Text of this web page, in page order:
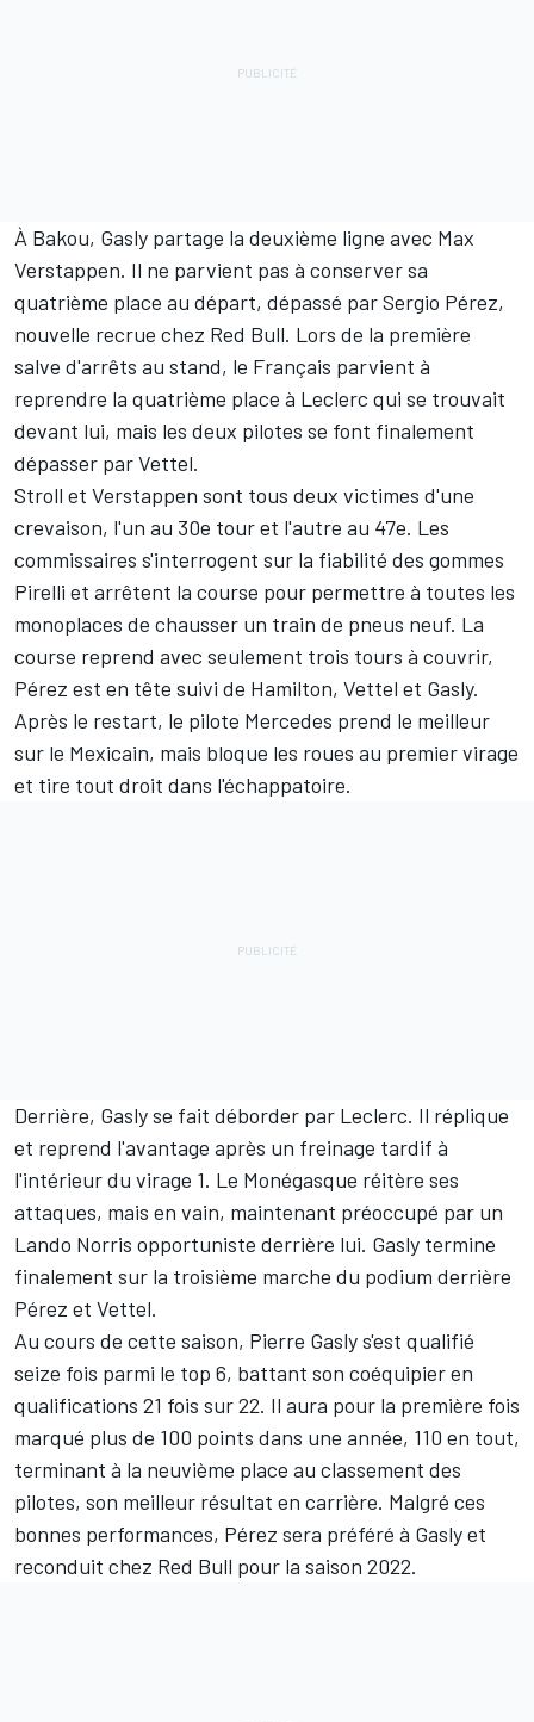
À Bakou, Gasly partage la deuxième ligne avec Max
Verstappen. Il ne parvient pas à conserver sa
quatrième place au départ, dépassé parSergio Pérez,
nouvelle recrue chez Red Bull. Lors de la première
salve d'arrêts au stand, le Français parvient à
reprendre la quatrième place à Leclerc qui se trouvait
devant lui, mais les deux pilotes se font finalement
dépasser par Vettel.
Stroll et Verstappen sont tous deux victimes d'une
crevaison, l'un au 30e tour et l'autre au 47e. Les
commissaires s'interrogent sur la fiabilité des gommes
Pirelli et arrêtent la course pour permettre à toutes les
monoplaces de chausser un train de pneus neuf. La
course reprend avec seulement trois tours à couvrir,
Pérez est en tête suivi de Hamilton, Vettel et Gasly.
Après le restart, le pilote Mercedes prend le meilleur
sur le Mexicain, mais bloque les roues au premier virage
et tire tout droit dans l'échappatoire.
Derrière, Gasly se fait déborder par Leclerc. Il réplique
et reprend l'avantage après un freinage tardif à
l'intérieur du virage 1. Le Monégasque réitère ses
attaques, mais en vain, maintenant préoccupé par un
Lando Norris opportuniste derrière lui. Gasly termine
finalement sur la troisième marche du podium derrière
Pérez et Vettel.
Au cours de cette saison, Pierre Gasly s'est qualifié
seize fois parmi le top 6, battant son coéquipier en
qualifications 21 fois sur 22. Il aura pour la première fois
marqué plus de 100 points dans une année, 110 en tout,
terminant à la neuvième place au classement des
pilotes, son meilleur résultat en carrière. Malgré ces
bonnes performances, Pérez sera préféré à Gasly et
reconduit chez Red Bull pour la saison 2022.